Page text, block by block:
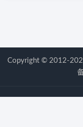
Copyright © 2012-